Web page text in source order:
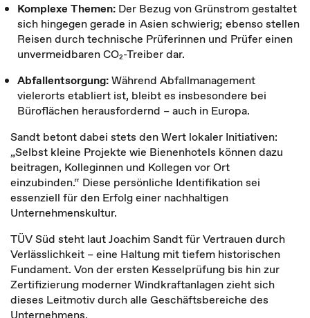
Komplexe Themen: Der Bezug von Grünstrom gestaltet
sich hingegen gerade in Asien schwierig; ebenso stellen
Reisen durch technische Prüferinnen und Prüfer einen
unvermeidbaren CO₂-Treiber dar.
Abfallentsorgung:Während Abfallmanagement
vielerorts etabliert ist, bleibt es insbesondere bei
Büroflächen herausfordernd – auch in Europa.
Sandt betont dabei stets den Wert lokaler Initiativen:
„Selbst kleine Projekte wie Bienenhotels können dazu
beitragen, Kolleginnen und Kollegen vor Ort
einzubinden.“ Diese persönliche Identifikation sei
essenziell für den Erfolg einer nachhaltigen
Unternehmenskultur.
TÜV Süd steht laut Joachim Sandt für Vertrauen durch
Verlässlichkeit – eine Haltung mit tiefem historischen
Fundament. Von der ersten Kesselprüfung bis hin zur
Zertifizierung moderner Windkraftanlagen zieht sich
dieses Leitmotiv durch alle Geschäftsbereiche des
Unternehmens.